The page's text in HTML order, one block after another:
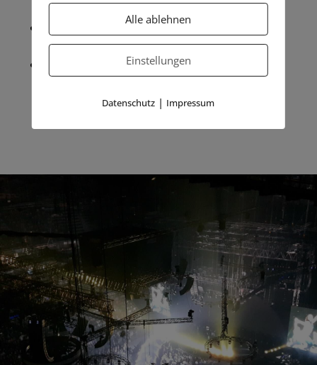
Cateringbereichen – Ohne Strom geht nichts!
Ruck-Zuck-Pavillions – in verschiedenen
Größen und in großer Anzahl
Interaktive Rednerpulte und Event-Möbel
Alle ablehnen
Einstellungen
Datenschutz | Impressum